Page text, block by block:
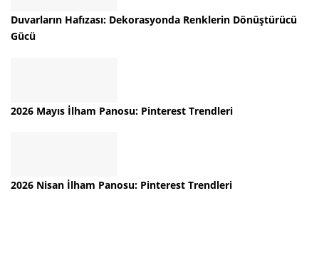
Duvarların Hafızası: Dekorasyonda Renklerin Dönüştürücü
Gücü
2026 Mayıs İlham Panosu: Pinterest Trendleri
2026 Nisan İlham Panosu: Pinterest Trendleri